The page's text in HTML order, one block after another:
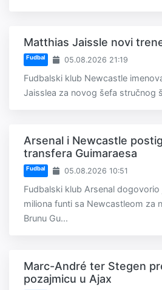
Matthias Jaissle novi
Fudbal 05.08.2026 21:19
Fudbalski klub Newcastle
Jaisslea za novog šefa stručnog
Arsenal i Newcastle
transfera Guimaraesa
Fudbal 05.08.2026 10:51
Fudbalski klub Arsenal
miliona funti sa Newcastleom za
Brunu Gu...
Marc-André ter Stegen
pozajmicu u Ajax